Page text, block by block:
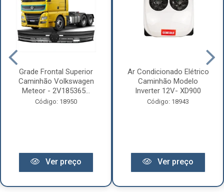
Grade Frontal Superior
Caminhão Volkswagen
Meteor - 2V185365...
Código: 18950
Ver preço
Ar Condicionado Elétrico
Caminhão Modelo
Inverter 12V- XD900
Código: 18943
Ver preço